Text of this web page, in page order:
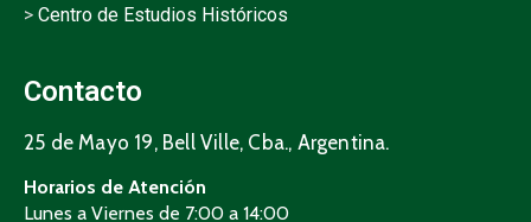
> Centro de Estudios Históricos
Contacto
25 de Mayo 19, Bell Ville, Cba., Argentina.
Horarios de Atención
Lunes a Viernes de 7:00 a 14:00